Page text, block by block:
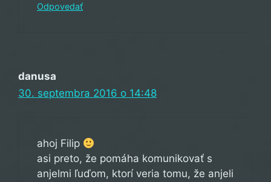
Odpovedať
danusa
30. septembra 2016 o 14:48
ahoj Filip
asi preto, že pomáha komunikovať s
anjelmi ľuďom, ktorí veria tomu, že anjeli